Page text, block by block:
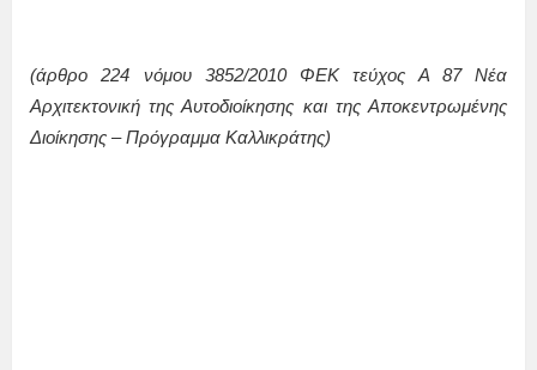
(άρθρο 224 νόμου 3852/2010 ΦΕΚ τεύχος Α 87 Νέα
Αρχιτεκτονική της Αυτοδιοίκησης και της Αποκεντρωμένης
Διοίκησης – Πρόγραμμα Καλλικράτης)